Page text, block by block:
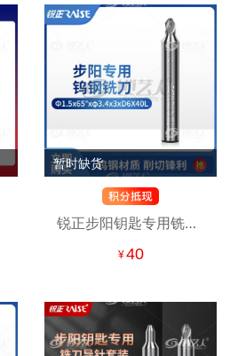
暂时缺货
锐正步阳钥匙专用铣刀-
准 专用刀具
¥40